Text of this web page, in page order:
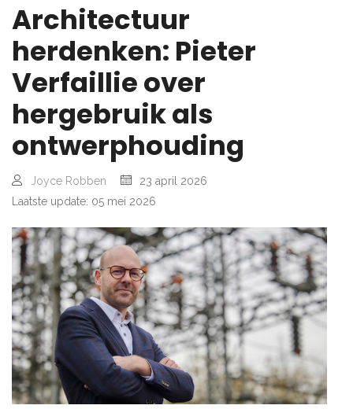
Architectuur
herdenken: Pieter
Verfaillie over
hergebruik als
ontwerphouding
Joyce Robben
23 april 2026
Laatste update: 05 mei 2026